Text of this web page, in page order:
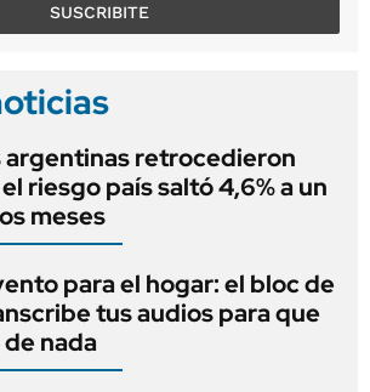
SUSCRIBITE
argentinas retrocedieron
riesgo país saltó 4,6% a un
meses
para el hogar: el bloc de
tus audios para que
nada